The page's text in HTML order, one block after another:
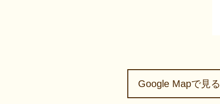
Google Mapで見る